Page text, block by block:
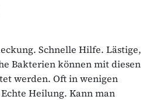
Schnelle Hilfe. Lästige,
Bakterien können mit diesen
werden. Oft in wenigen
Heilung. Kann man